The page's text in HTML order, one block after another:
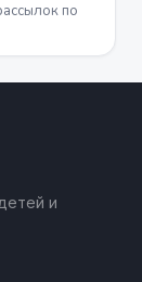
по
и